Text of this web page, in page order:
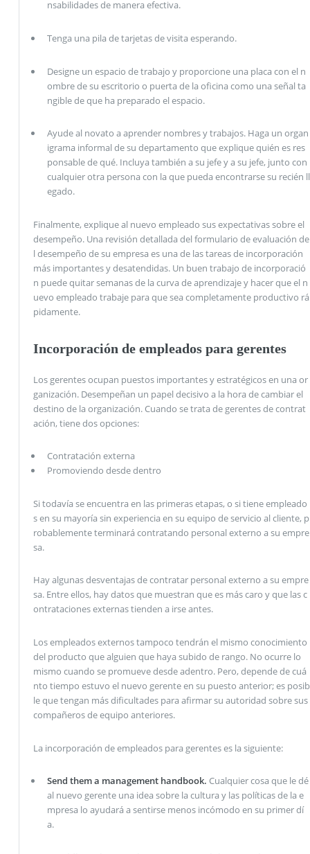
nsabilidades de manera efectiva.
Tenga una pila de tarjetas de visita esperando.
Designe un espacio de trabajo y proporcione una placa con el n
ombre de su escritorio o puerta de la oficina como una señal ta
ngible de que ha preparado el espacio.
Ayude al novato a aprender nombres y trabajos. Haga un organ
igrama informal de su departamento que explique quién es res
ponsable de qué. Incluya también a su jefe y a su jefe, junto con
cualquier otra persona con la que pueda encontrarse su recién ll
egado.
Finalmente, explique al nuevo empleado sus expectativas sobre el
desempeño. Una revisión detallada del formulario de evaluación de
l desempeño de su empresa es una de las tareas de incorporación
más importantes y desatendidas. Un buen trabajo de incorporació
n puede quitar semanas de la curva de aprendizaje y hacer que el n
uevo empleado trabaje para que sea completamente productivo rá
pidamente.
Incorporación de empleados para gerentes
Los gerentes ocupan puestos importantes y estratégicos en una or
ganización. Desempeñan un papel decisivo a la hora de cambiar el
destino de la organización. Cuando se trata de gerentes de contrat
ación, tiene dos opciones:
Contratación externa
Promoviendo desde dentro
Si todavía se encuentra en las primeras etapas, o si tiene empleado
s en su mayoría sin experiencia en su equipo de servicio al cliente, p
robablemente terminará contratando personal externo a su empre
sa.
Hay algunas desventajas de contratar personal externo a su empre
sa. Entre ellos, hay datos que muestran que es más caro y que las c
ontrataciones externas tienden a irse antes.
Los empleados externos tampoco tendrán el mismo conocimiento
del producto que alguien que haya subido de rango. No ocurre lo
mismo cuando se promueve desde adentro. Pero, depende de cuá
nto tiempo estuvo el nuevo gerente en su puesto anterior; es posib
le que tengan más dificultades para afirmar su autoridad sobre sus
compañeros de equipo anteriores.
La incorporación de empleados para gerentes es la siguiente:
Send them a management handbook. Cualquier cosa que le dé
al nuevo gerente una idea sobre la cultura y las políticas de la e
mpresa lo ayudará a sentirse menos incómodo en su primer dí
a.